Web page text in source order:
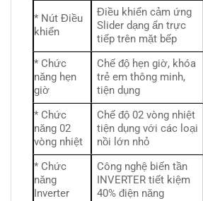
* Nút Điều
khiển
Điều khiển cảm ứng
Slider dạng ẩn trực
tiếp trên mặt bếp
* Chức
năng hẹn
giờ
Chế độ hẹn giờ, khóa
trẻ em thông minh,
tiện dụng
* Chức
năng 02
vòng nhiệt
Chế độ 02 vòng nhiệt
tiện dụng với các loại
nồi lớn nhỏ
* Chức
năng
Inverter
Công nghệ biến tần
INVERTER tiết kiệm
40% điện năng